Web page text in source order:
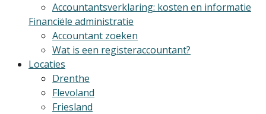
Accountantsverklaring: kosten en informatie
Financiële administratie
Accountant zoeken
Wat is een registeraccountant?
Locaties
Drenthe
Flevoland
Friesland